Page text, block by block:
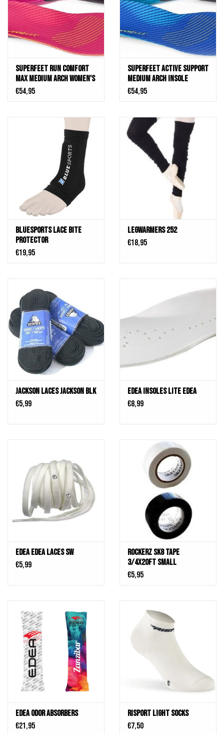
Superfeet Run Comfort
MAX Medium Arch Women's
Insole
€54,95
Superfeet Active Support
Medium Arch Insole
€54,95
BLUESPORTS Lace Bite
Protector
€19,95
legwarmers 252
€18,95
Jackson Laces Jackson Blk
€5,99
Edea Insoles lite Edea
€8,99
Edea Edea Laces SW
€5,99
Rockerz SK8 Tape
3/4X20FT Small
€5,95
Edea Odor absorbers
€21,95
Risport Light Socks
€7,50